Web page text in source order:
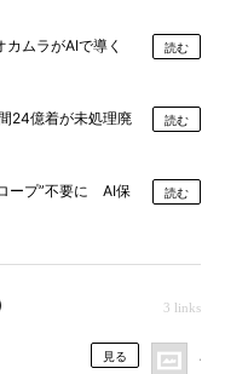
ムラがAIで導く
読む
24億着が未処理廃
読む
ープ”不要に AI保
読む
3 links
見る 三